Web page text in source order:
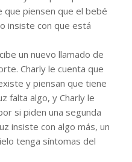
piensen que el bebé
insiste con que está
un nuevo llamado de
Charly le cuenta que
y piensan que tiene
falta algo, y Charly le
si piden una segunda
insiste con algo más, un
tenga síntomas del